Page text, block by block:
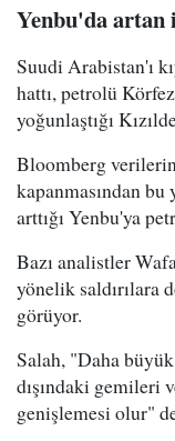
Yenbu'da artan
Suudi Arabistan'ı
hattı, petrolü
yoğunlaştığı
Bloomberg
kapanmasından
arttığı Yenbu'ya
Bazı analistler
yönelik saldırılara
görüyor.
Salah, "Daha
dışındaki gemileri
genişlemesi olur"